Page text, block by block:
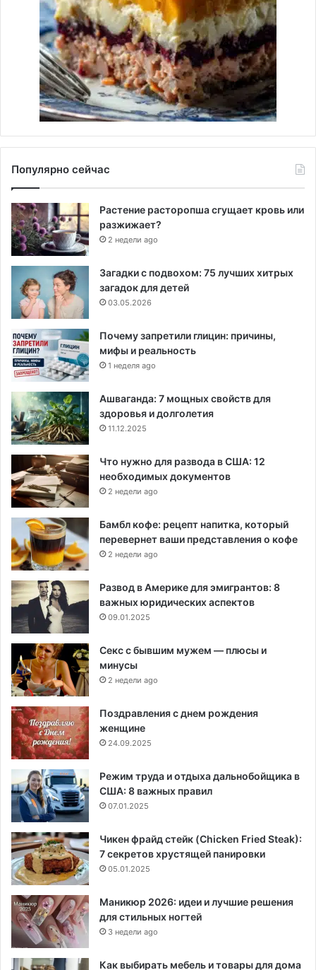
Популярно сейчас
Растение расторопша сгущает кровь или
разжижает?
2 недели ago
Загадки с подвохом: 75 лучших хитрых
загадок для детей
03.05.2026
Почему запретили глицин: причины,
мифы и реальность
1 неделя ago
Ашваганда: 7 мощных свойств для
здоровья и долголетия
11.12.2025
Что нужно для развода в США: 12
необходимых документов
2 недели ago
Бамбл кофе: рецепт напитка, который
перевернет ваши представления о кофе
2 недели ago
Развод в Америке для эмигрантов: 8
важных юридических аспектов
09.01.2025
Секс с бывшим мужем — плюсы и
минусы
2 недели ago
Поздравления с днем рождения
женщине
24.09.2025
Режим труда и отдыха дальнобойщика в
США: 8 важных правил
07.01.2025
Чикен фрайд стейк (Chicken Fried Steak):
7 секретов хрустящей панировки
05.01.2025
Маникюр 2026: идеи и лучшие решения
для стильных ногтей
3 недели ago
Как выбирать мебель и товары для дома